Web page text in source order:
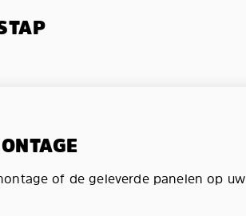
of de geleverde panelen op uw